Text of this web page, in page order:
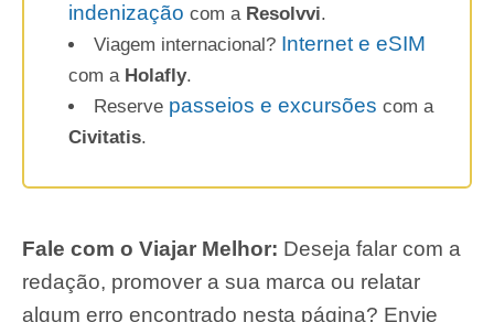
indenização com a Resolvvi.
Viagem internacional? Internet e eSIM
com a Holafly.
Reserve passeios e excursões com a
Civitatis.
Fale com o Viajar Melhor: Deseja falar com a
redação, promover a sua marca ou relatar
algum erro encontrado nesta página? Envie